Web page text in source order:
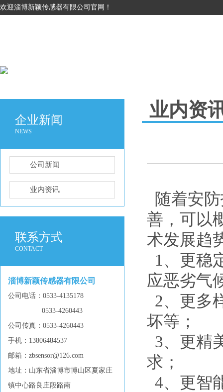
欢迎淄博新颖传感器有限公司官网！
企业新闻
NEWS
公司新闻
业内资讯
联系方式
CONTACT
淄博新颖传感器有限公司
公司电话：0533-4135178
0533-4260443
公司传真：0533-4260443
手机：13806484537
邮箱：zbsensor@126.com
地址：山东省淄博市博山区夏家庄
镇中心路良庄段路南
业内资
随着安
善，可以
术发展趋
1、更稳
应恶劣气
2、更多
坏等；
3、更精
求；
4、更智